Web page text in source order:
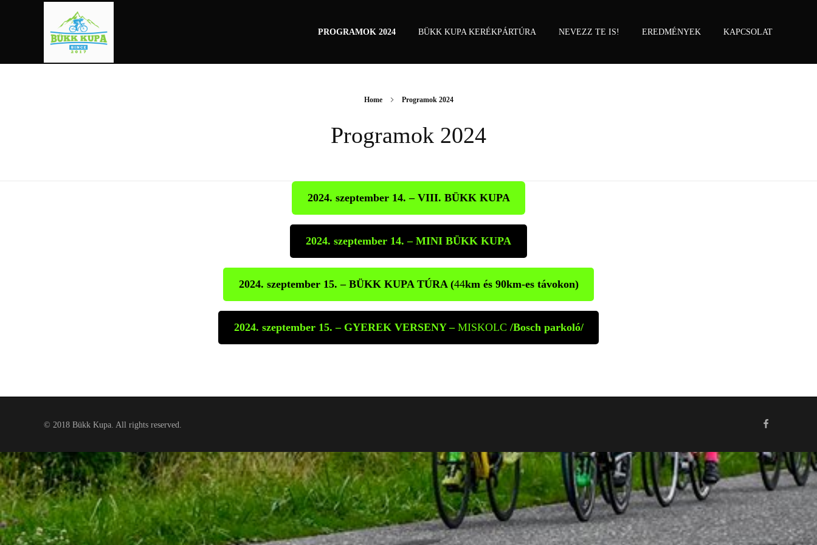
PROGRAMOK 2024 BÜKK KUPA KERÉKPÁRTÚRA NEVEZZ TE IS! EREDMÉNYEK KAPCSOLAT
Home Programok 2024
Programok 2024
2024. szeptember 14. – VIII. BÜKK KUPA
2024. szeptember 14. – MINI BÜKK KUPA
2024. szeptember 15. – BÜKK KUPA TÚRA (44km és 90km-es távokon)
2024. szeptember 15. – GYEREK VERSENY –MISKOLC /Bosch parkoló/
© 2018 Bükk Kupa. All rights reserved.